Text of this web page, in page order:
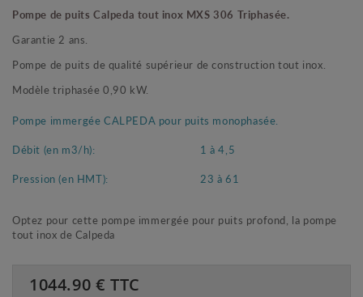
Pompe de puits Calpeda tout inox MXS 306 Triphasée.
Garantie 2 ans.
Pompe de puits de qualité supérieur de construction tout inox.
Modèle triphasée 0,90 kW.
Pompe immergée CALPEDA pour puits monophasée.
Débit (en m3/h):
1 à 4,5
Pression (en HMT):
23 à 61
Optez pour cette pompe immergée pour puits profond, la pompe
tout inox de Calpeda
1044.90 € TTC